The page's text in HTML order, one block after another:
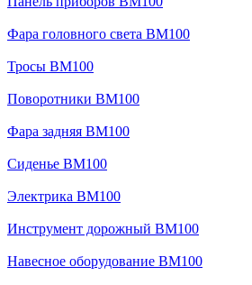
Фара головного света BM100
Тросы BM100
Поворотники BM100
Фара задняя BM100
Сиденье BM100
Электрика BM100
Инструмент дорожный BM100
Навесное оборудование BM100